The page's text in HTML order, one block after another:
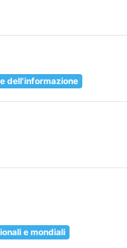
dell'informazione
e mondiali